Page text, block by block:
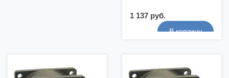
1 137 руб.